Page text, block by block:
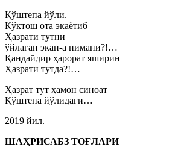
Қўштепа йўли.
Кўктош ота экаётиб
Ҳазрати тутни
ўйлаган экан-а нимани?!…
Қандайдир ҳарорат яширин
Ҳазрати тутда?!…
Ҳазрат тут ҳамон синоат
Қўштепа йўлидаги…
2019 йил.
ШАҲРИСАБЗ ТОҒЛАРИ